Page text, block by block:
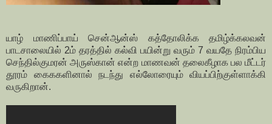
யாழ் மாணிப்பாய் சென்ஆன்ஸ் கத்தோலிக்க தமிழ்க்கலவன்
பாடசாலையில் 2ம் தரத்தில் கல்வி பயின்று வரும் 7 வயதே நிரம்பிய
செந்தில்குமரன் அருஸ்கான் என்ற மாணவன் தலைகீழாக பல மீட்டர்
தூரம் கைககளினால் நடந்து எல்லோரையும் வியப்பிற்குள்ளாக்கி
வருகிறான்.